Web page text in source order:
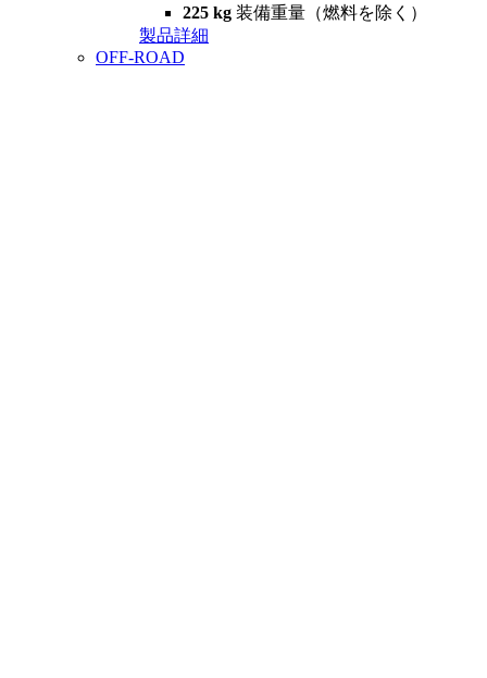
225 kg 装備重量（燃料を除く）
製品詳細
OFF-ROAD